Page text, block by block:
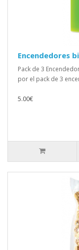
Encendedores
Pack de 3
por el pack de 3
5.00€